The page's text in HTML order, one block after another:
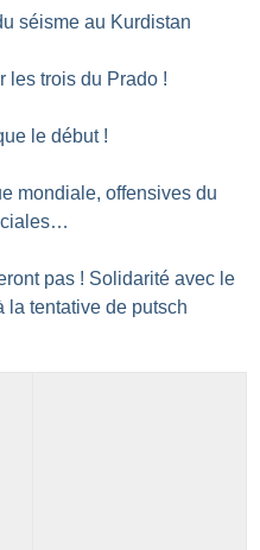
séisme au Kurdistan
les trois du Prado !
le début !
mondiale, offensives du
pas ! Solidarité avec le
la tentative de putsch